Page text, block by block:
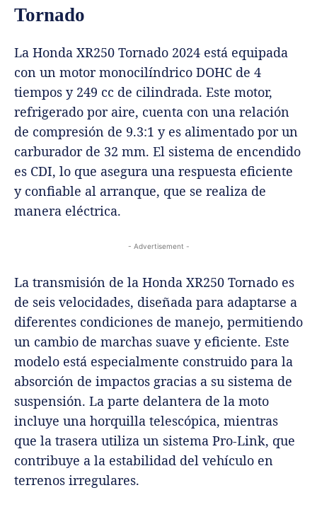
Tornado
La Honda XR250 Tornado 2024 está equipada
con un motor monocilíndrico DOHC de 4
tiempos y 249 cc de cilindrada. Este motor,
refrigerado por aire, cuenta con una relación
de compresión de 9.3:1 y es alimentado por un
carburador de 32 mm. El sistema de encendido
es CDI, lo que asegura una respuesta eficiente
y confiable al arranque, que se realiza de
manera eléctrica.
- Advertisement -
La transmisión de la Honda XR250 Tornado es
de seis velocidades, diseñada para adaptarse a
diferentes condiciones de manejo, permitiendo
un cambio de marchas suave y eficiente. Este
modelo está especialmente construido para la
absorción de impactos gracias a su sistema de
suspensión. La parte delantera de la moto
incluye una horquilla telescópica, mientras
que la trasera utiliza un sistema Pro-Link, que
contribuye a la estabilidad del vehículo en
terrenos irregulares.